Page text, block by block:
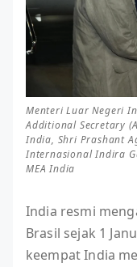
Menteri Luar Negeri
Additional Secretary
India, Shri Prashant
Internasional Indira
MEA India
India resmi
Brasil sejak 1
keempat India